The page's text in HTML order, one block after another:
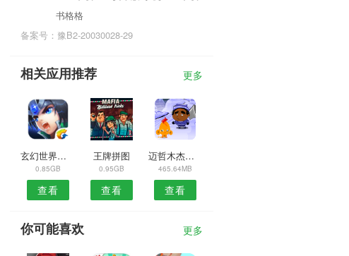
书格格
备案号：豫B2-20030028-29
相关应用推荐 更多
玄幻世界手游
0.85GB
查看
王牌拼图
0.95GB
查看
迈哲木杰基尔与海德
465.64MB
查看
你可能喜欢 更多